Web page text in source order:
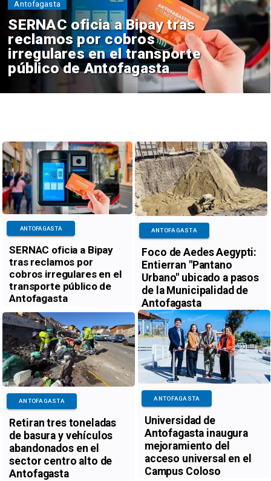
SERNAC oficia a Bipay tras
reclamos por cobros
irregulares en el transporte
público de Antofagasta
Antofagasta
SERNAC oficia a Bipay
tras reclamos por
cobros irregulares en el
transporte público de
Antofagasta
ANTOFAGASTA
Foco de Aedes Aegypti:
Entierran "Pantano
Urbano" ubicado a pasos
de la Municipalidad de
Antofagasta
ANTOFAGASTA
Retiran tres toneladas
de basura y vehículos
abandonados en el
sector centro alto de
Antofagasta
ANTOFAGASTA
Universidad de
Antofagasta inaugura
mejoramiento del
acceso universal en el
Campus Coloso
ANTOFAGASTA